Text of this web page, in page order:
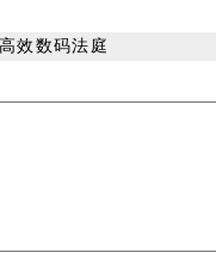
效数码法庭